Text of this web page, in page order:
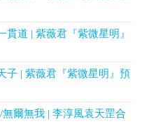
道 | 紫薇君『紫微星明』
子 | 紫薇君『紫微星明』預
爾無我 | 李淳風袁天罡合